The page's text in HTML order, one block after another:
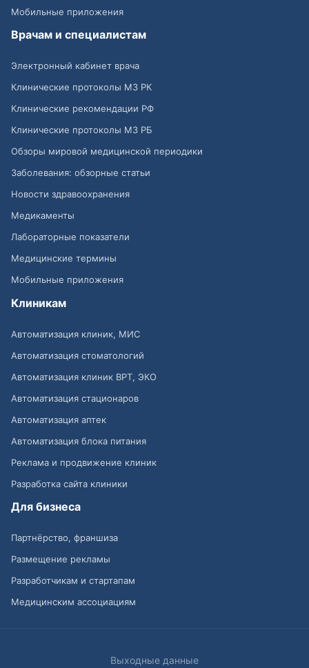
Мобильные приложения
Врачам и специалистам
Электронный кабинет врача
Клинические протоколы МЗ РК
Клинические рекомендации РФ
Клинические протоколы МЗ РБ
Обзоры мировой медицинской периодики
Заболевания: обзорные статьи
Новости здравоохранения
Медикаменты
Лабораторные показатели
Медицинские термины
Мобильные приложения
Клиникам
Автоматизация клиник, МИС
Автоматизация стоматологий
Автоматизация клиник ВРТ, ЭКО
Автоматизация стационаров
Автоматизация аптек
Автоматизация блока питания
Реклама и продвижение клиник
Разработка сайта клиники
Для бизнеса
Партнёрство, франшиза
Размещение рекламы
Разработчикам и стартапам
Медицинским ассоциациям
Выходные данные